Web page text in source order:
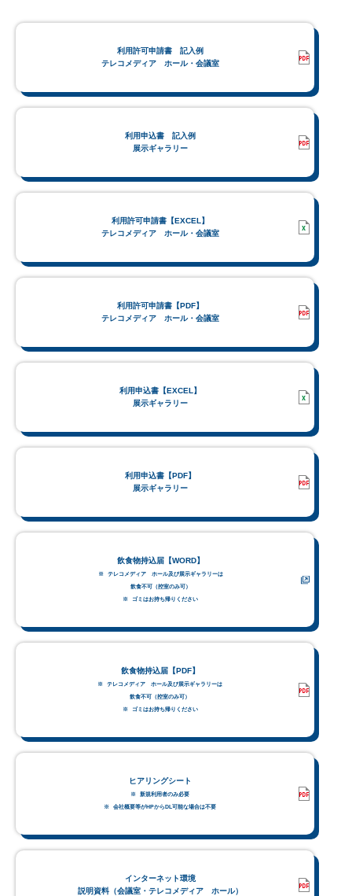
利用許可申請書 記入例
テレコメディア ホール・会議室
利用申込書 記入例
展示ギャラリー
利用許可申請書【EXCEL】
テレコメディア ホール・会議室
利用許可申請書【PDF】
テレコメディア ホール・会議室
利用申込書【EXCEL】
展示ギャラリー
利用申込書【PDF】
展示ギャラリー
飲食物持込届【WORD】
テレコメディア ホール及び展示ギャラリーは
飲食不可（控室のみ可）
ゴミはお持ち帰りください
飲食物持込届【PDF】
テレコメディア ホール及び展示ギャラリーは
飲食不可（控室のみ可）
ゴミはお持ち帰りください
ヒアリングシート
新規利用者のみ必要
会社概要等がHPからDL可能な場合は不要
インターネット環境
説明資料（会議室・テレコメディア ホール）